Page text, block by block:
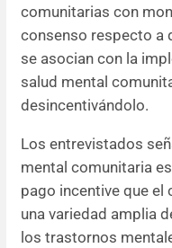
comunitarias con
consenso respecto a
se asocian con la
salud mental
desincentivándolo.
Los entrevistados
mental comunitaria
pago incentive que
una variedad amplia
los trastornos